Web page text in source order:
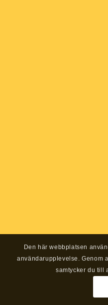
Den här webbplatsen
användarupplevelse. Genom
samtycker du till